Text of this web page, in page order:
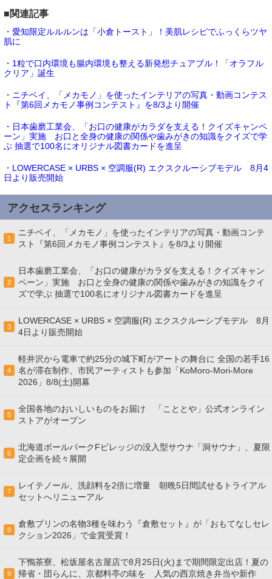
■関連記事
・愛知限定ルルルンは「小倉トースト」！美肌レシピでふっくらツヤ
肌に
・1粒で口内環境も腸内環境も整える新発想チュアブル！「オラフル
クリア」誕生
・ニチベイ、「メカモノ」を使ったインテリアの写真・動画コンテス
ト『第6回メカモノ事例コンテスト』を8/3より開催
・日本歯磨工業会、「お口の健康がカラダを支える！クイズキャンペ
ーン」実施 お口と全身の健康の関係や歯みがきの知識をクイズで学
ぶ 抽選で100名にオリジナル図書カードを進呈
・LOWERCASE × URBS × 空調服(R) エクスクルーシブモデル 8月4
日より販売開始
アクセスランキング
1
ニチベイ、「メカモノ」を使ったインテリアの写真・動画コンテ
スト『第6回メカモノ事例コンテスト』を8/3より開催
2
日本歯磨工業会、「お口の健康がカラダを支える！クイズキャン
ペーン」実施 お口と全身の健康の関係や歯みがきの知識をクイ
ズで学ぶ 抽選で100名にオリジナル図書カードを進呈
3
LOWERCASE × URBS × 空調服(R) エクスクルーシブモデル 8月
4日より販売開始
4
軽井沢から電車で約25分の城下町がアートの舞台に 全国の若手16
名が滞在制作、市民アーティストも参加「KoMoro-Mori-More
2026」8/8(土)開幕
5
全国各地のおいしいものをお届け 「こととや」公式オンライン
ストアがオープン
6
北海道ボールパークFビレッジの没入型サウナ「洞サウナ」、夏限
定企画を続々展開
7
レイテノール、洗顔料を2倍に増量 朝晩5日間試せるトライアル
セットへリニューアル
8
倉敷プリンの名物3種を味わう『倉敷セット』が「おもてなしセレ
クション2026」で金賞受賞！
9
下鴨茶寮、松坂屋名古屋店で8月25日(火)まで期間限定出店！夏の
帰省・団らんに、京都料亭の味を 人気の西京焼き弁当や新作